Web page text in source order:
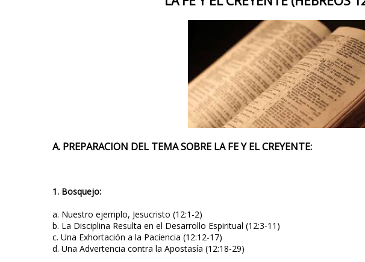
A. PREPARACION DEL TEMA SOBRE LA FE Y EL CREYENTE:
1. Bosquejo:
a. Nuestro ejemplo, Jesucristo (12:1-2)
b. La Disciplina Resulta en el Desarrollo Espiritual (12:3-11)
c. Una Exhortación a la Paciencia (12:12-17)
d. Una Advertencia contra la Apostasía (12:18-29)